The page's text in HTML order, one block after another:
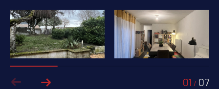
01 / 07
PARKING TERRASSE PISCINE
FILTRER PAR